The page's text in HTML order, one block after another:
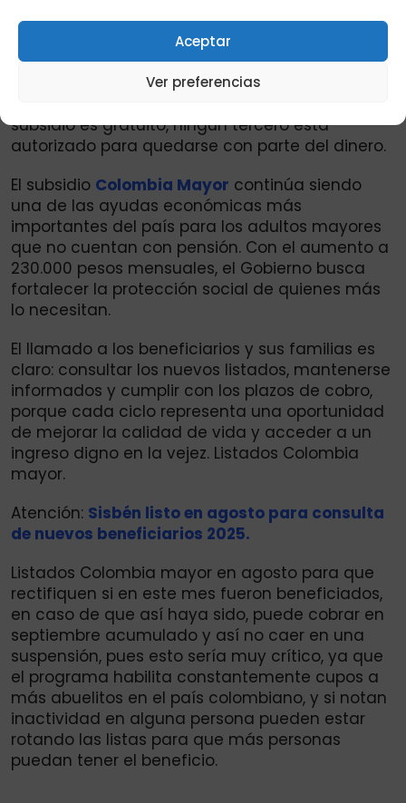
Aceptar
Ver preferencias
tiempo, pueden generar suspensión temporal.
Mantener los datos actualizados en las
plataformas oficiales y en la oficina de
atención al ciudadano de su municipio. Evitar
subsidio es gratuito, ningún tercero está
autorizado para quedarse con parte del dinero.
El subsidio Colombia Mayor continúa siendo
una de las ayudas económicas más
importantes del país para los adultos mayores
que no cuentan con pensión. Con el aumento a
230.000 pesos mensuales, el Gobierno busca
fortalecer la protección social de quienes más
lo necesitan.
El llamado a los beneficiarios y sus familias es
claro: consultar los nuevos listados, mantenerse
informados y cumplir con los plazos de cobro,
porque cada ciclo representa una oportunidad
de mejorar la calidad de vida y acceder a un
ingreso digno en la vejez. Listados Colombia
mayor.
Atención: Sisbén listo en agosto para consulta
de nuevos beneficiarios 2025.
Listados Colombia mayor en agosto para que
rectifiquen si en este mes fueron beneficiados,
en caso de que así haya sido, puede cobrar en
septiembre acumulado y así no caer en una
suspensión, pues esto sería muy crítico, ya que
el programa habilita constantemente cupos a
más abuelitos en el país colombiano, y si notan
inactividad en alguna persona pueden estar
rotando las listas para que más personas
puedan tener el beneficio.